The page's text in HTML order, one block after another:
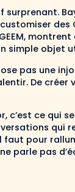
surprenant.
des
simple objet
pas une
De
c’est ce qui
qui
faut pour
parle pas